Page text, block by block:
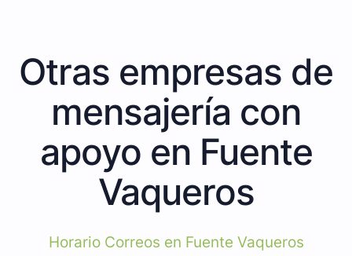
Otras empresas de
mensajería con
apoyo en Fuente
Vaqueros
Horario Correos en Fuente Vaqueros